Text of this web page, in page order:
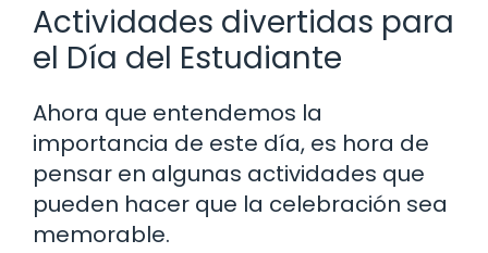
Actividades divertidas para
el Día del Estudiante
Ahora que entendemos la
importancia de este día, es hora de
pensar en algunas actividades que
pueden hacer que la celebración sea
memorable.